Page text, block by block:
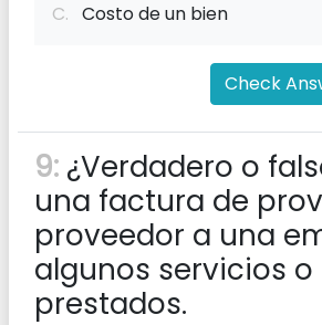
C. Costo de un bien
Check
9: ¿Verdadero o
una factura de
proveedor a una
algunos servicios o
prestados.